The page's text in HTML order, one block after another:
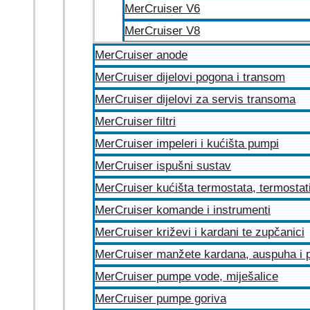
MerCruiser V6
MerCruiser V8
MerCruiser anode
MerCruiser dijelovi pogona i transom
MerCruiser dijelovi za servis transoma
MerCruiser filtri
MerCruiser impeleri i kućišta pumpi
MerCruiser ispušni sustav
MerCruiser kućišta termostata, termostati
MerCruiser komande i instrumenti
MerCruiser križevi i kardani te zupčanici
MerCruiser manžete kardana, auspuha i
MerCruiser pumpe vode, miješalice
MerCruiser pumpe goriva